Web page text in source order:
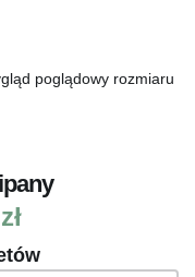
poglądowy rozmiaru
zł